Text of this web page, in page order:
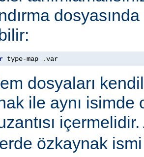
type-map .var
dosyaları
ile aynı isimde
özkaynak